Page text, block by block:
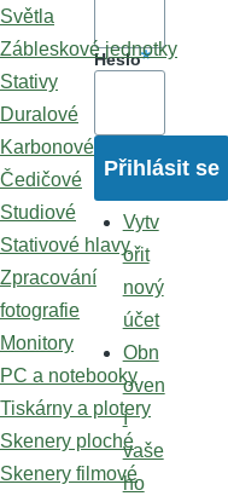
Světla
Zábleskové jednotky
Stativy
Duralové
Karbonové
Čedičové
Studiové
Stativové hlavy
Zpracování
fotografie
Monitory
PC a notebooky
Tiskárny a plotery
Skenery ploché
Skenery filmové
Heslo
Vytv
ořit
nový
účet
Obn
oven
í
vaše
ho